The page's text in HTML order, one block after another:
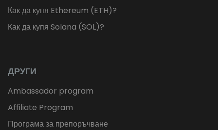
Как да купя Ethereum (ETH)?
Как да купя Solana (SOL)?
ДРУГИ
Ambassador program
Affiliate Program
Програма за препоръчване